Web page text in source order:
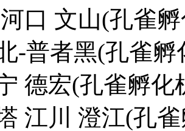
口 文山(孔雀
-普者黑(孔雀
德宏(孔雀孵
江川 澄江(孔